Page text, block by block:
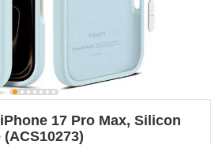
17 Pro Max, Silicon